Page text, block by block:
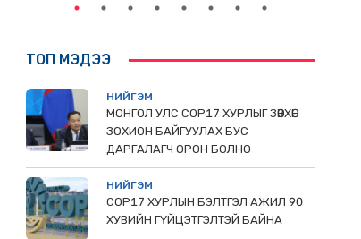
ТОП МЭДЭЭ
НИЙГЭМ
МОНГОЛ УЛС СОР17 ХУРЛЫГ ЗӨВХӨН
ЗОХИОН БАЙГУУЛАХ БУС
ДАРГАЛАГЧ ОРОН БОЛНО
НИЙГЭМ
COP17 ХУРЛЫН БЭЛТГЭЛ АЖИЛ 90
ХУВИЙН ГҮЙЦЭТГЭЛТЭЙ БАЙНА